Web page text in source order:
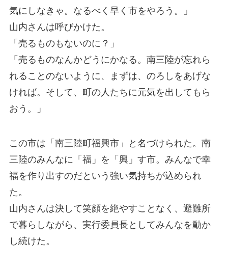
気にしなきゃ。なるべく早く市をやろう。」
山内さんは呼びかけた。
「売るものもないのに？」
「売るものなんかどうにかなる。南三陸が忘れら
れることのないように、まずは、のろしをあげな
ければ。そして、町の人たちに元気を出してもら
おう。」
この市は「南三陸町福興市」と名づけられた。南
三陸のみんなに「福」を「興」す市。みんなで幸
福を作り出すのだという強い気持ちが込められ
た。
山内さんは決して笑顔を絶やすことなく、避難所
で暮らしながら、実行委員長としてみんなを動か
し続けた。